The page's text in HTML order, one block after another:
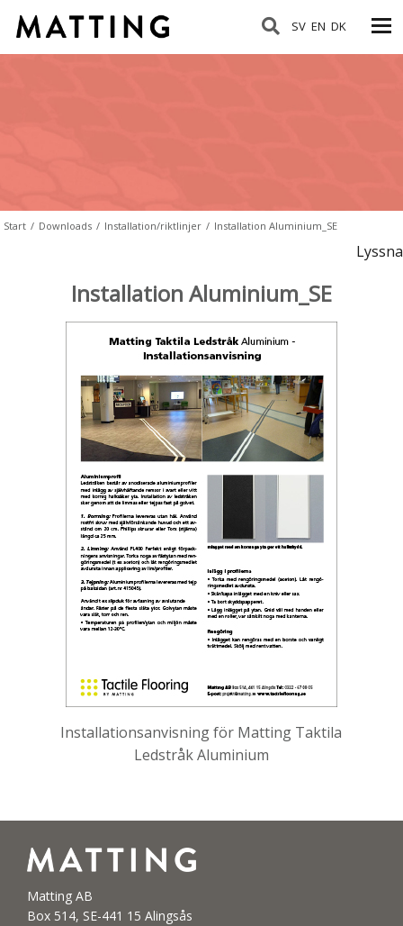
SV EN DK
Start / Downloads / Installation/riktlinjer / Installation Aluminium_SE
Lyssna
Installation Aluminium_SE
Installationsanvisning för Matting Taktila
Ledstråk Aluminium
Matting AB
Box 514, SE-441 15 Alingsås